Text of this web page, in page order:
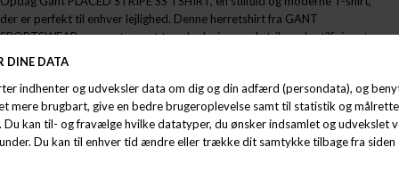
der er perfekt til enhver lejlighed. Denne herretshirt fra GANT
SPORTSWEAR præsenterer et trendy design med striber, der tilføjer et
unikt præg til din garderobe. Den kommer i en flot blå farve, som er let at
sommerens eventyr.
Gant PLACED STRIPE SS TSHIRT er lavet af høj kvalitet materiale, der
sikrer både komfort og holdbarhed. T-shirten fås i størrelserne XL og XXL,